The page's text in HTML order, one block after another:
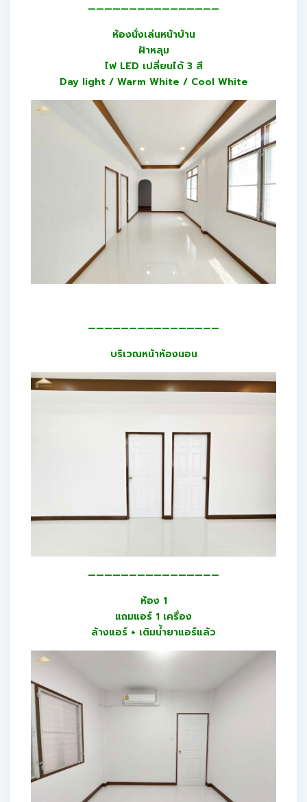
————————————————
ห้องนั่งเล่นหน้าบ้าน
ฝ้าหลุม
ไฟ LED เปลี่ยนได้ 3 สี
Day light / Warm White / Cool White
————————————————
บริเวณหน้าห้องนอน
————————————————
ห้อง 1
แถมแอร์ 1 เครื่อง
ล้างแอร์ + เติมน้ำยาแอร์แล้ว